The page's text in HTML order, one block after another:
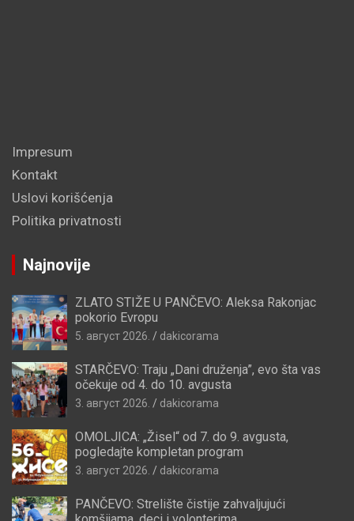
Impresum
Kontakt
Uslovi korišćenja
Politika privatnosti
Najnovije
ZLATO STIŽE U PANČEVO: Aleksa Rakonjac
pokorio Evropu
5. август 2026. dakicorama
STARČEVO: Traju „Dani druženja”, evo šta vas
očekuje od 4. do 10. avgusta
3. август 2026. dakicorama
OMOLJICA: „Žisel“ od 7. do 9. avgusta,
pogledajte kompletan program
3. август 2026. dakicorama
PANČEVO: Strelište čistije zahvaljujući